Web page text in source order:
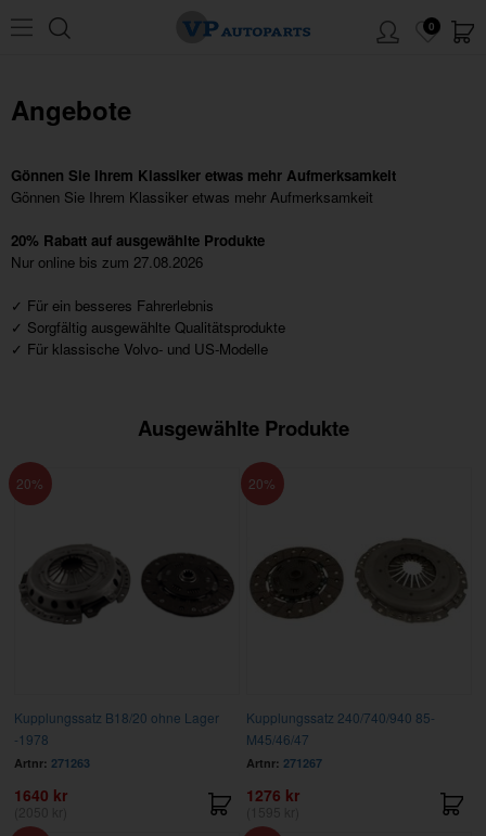
0
Angebote
Gönnen Sie Ihrem Klassiker etwas mehr Aufmerksamkeit
Gönnen Sie Ihrem Klassiker etwas mehr Aufmerksamkeit
20% Rabatt auf ausgewählte Produkte
Nur online bis zum 27.08.2026
✓ Für ein besseres Fahrerlebnis
✓ Sorgfältig ausgewählte Qualitätsprodukte
✓ Für klassische Volvo- und US-Modelle
Ausgewählte Produkte
20
Kupplungssatz B18/20 ohne Lager
-1978
Artnr: 271263
1640 kr
20
Kupplungssatz 240/740/940 85-
M45/46/47
Artnr: 271267
1276 kr